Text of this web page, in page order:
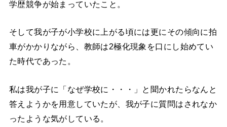
学歴競争が始まっていたこと。
そして我が子が小学校に上がる頃には更にその傾向に拍
車がかかりながら、教師は2極化現象を口にし始めてい
た時代であった。
私は我が子に「なぜ学校に・・・」と聞かれたらなんと
答えようかを用意していたが、我が子に質問はされなか
ったような気がしている。